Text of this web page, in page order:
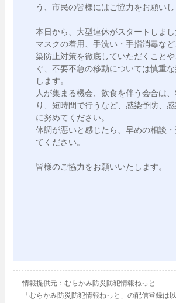
う、市民の皆様にはご協力をお願いし
本日から、大型連休がスタートしまし
マスクの着用、手洗い・手指消毒な
染防止対策を徹底していただくこと
ぐ、不要不急の移動については慎重
します。
人が集まる機会、飲食を伴う会合は
り、短時間で行うなど、感染予防、
に努めてください。
体調が悪いと感じたら、早めの相談
てください。
皆様のご協力をお願いいたします。
情報提供元：むらかみ防災防犯情報ねっと
「むらかみ防災防犯情報ねっと」の配信登録は以